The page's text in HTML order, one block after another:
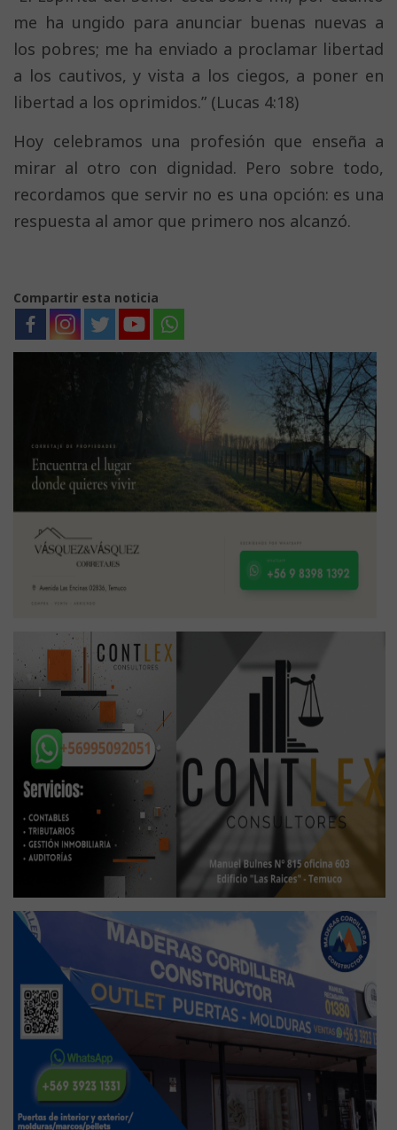
me ha ungido para anunciar buenas nuevas a
los pobres; me ha enviado a proclamar libertad
a los cautivos, y vista a los ciegos, a poner en
libertad a los oprimidos.” (Lucas 4:18)
Hoy celebramos una profesión que enseña a
mirar al otro con dignidad. Pero sobre todo,
recordamos que servir no es una opción: es una
respuesta al amor que primero nos alcanzó.
Compartir esta noticia